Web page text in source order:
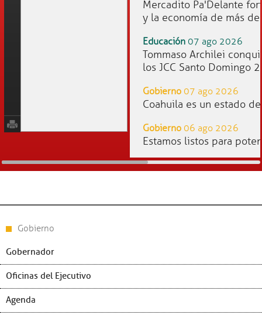
Mercadito Pa'Delante
y la economía de más
Educación 07 ago 2026
Tommaso Archilei
los JCC Santo Domingo
Gobierno 07 ago 2026
Coahuila es un estado
Gobierno 06 ago 2026
Estamos listos para
Gobierno 05 ago 2026
Gobierno
Gobernador
Oficinas del Ejecutivo
Agenda